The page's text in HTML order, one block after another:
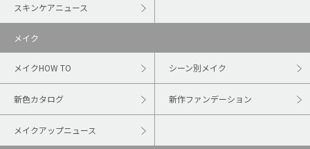
スキンケアニュース
メイク
メイクHOW TO シーン別メイク
新色カタログ 新作ファンデーション
メイクアップニュース